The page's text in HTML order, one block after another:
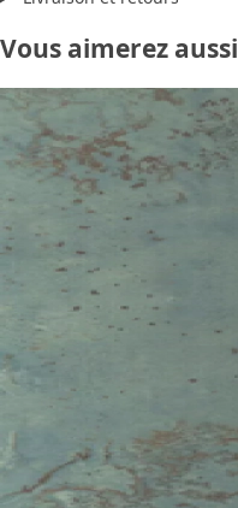
Vous aimerez aussi